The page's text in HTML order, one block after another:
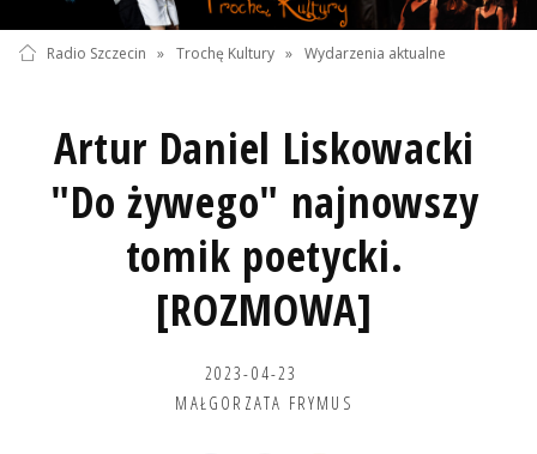
Radio Szczecin » Trochę Kultury » Wydarzenia aktualne
Artur Daniel Liskowacki
"Do żywego" najnowszy
tomik poetycki.
[ROZMOWA]
2023-04-23
MAŁGORZATA FRYMUS